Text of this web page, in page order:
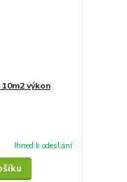
výkon
Ihned k odeslání